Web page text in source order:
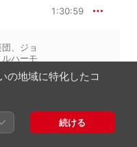
1:30:59
、 ジョ
ハーモ
ャム 、
トッツ
ィルハ
ーチャ
3:38
の地域に特化したコ
続ける